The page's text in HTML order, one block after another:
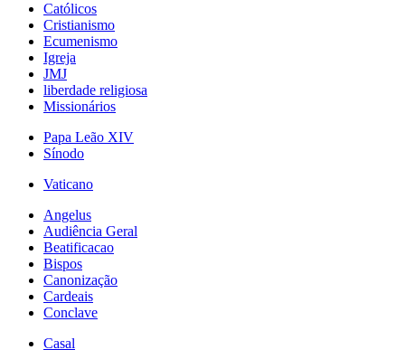
Católicos
Cristianismo
Ecumenismo
Igreja
JMJ
liberdade religiosa
Missionários
Papa Leão XIV
Sínodo
Vaticano
Angelus
Audiência Geral
Beatificacao
Bispos
Canonização
Cardeais
Conclave
Casal